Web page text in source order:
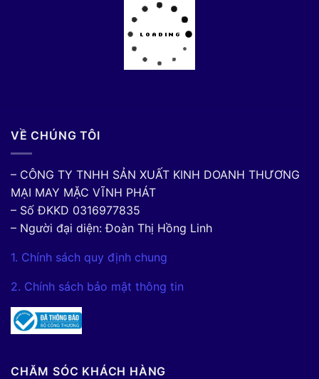
VỀ CHÚNG TÔI
– CÔNG TY TNHH SẢN XUẤT KINH DOANH THƯƠNG
MẠI MAY MẶC VĨNH PHÁT
– Số ĐKKD 0316977835
– Người đại diện: Đoàn Thị Hồng Linh
1. Chính sách quy định chung
2. Chính sách bảo mật thông tin
CHĂM SÓC KHÁCH HÀNG